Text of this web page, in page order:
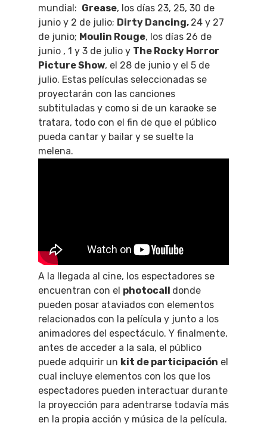
mundial: Grease, los días 23, 25, 30 de
junio y 2 de julio; Dirty Dancing, 24 y 27
de junio; Moulin Rouge, los días 26 de
junio , 1 y 3 de julio y The Rocky Horror
Picture Show, el 28 de junio y el 5 de
julio. Estas películas seleccionadas se
proyectarán con las canciones
subtituladas y como si de un karaoke se
tratara, todo con el fin de que el público
pueda cantar y bailar y se suelte la
melena.
A la llegada al cine, los espectadores se
encuentran con el photocall donde
pueden posar ataviados con elementos
relacionados con la película y junto a los
animadores del espectáculo. Y finalmente,
antes de acceder a la sala, el público
puede adquirir un kit de participación el
cual incluye elementos con los que los
espectadores pueden interactuar durante
la proyección para adentrarse todavía más
en la propia acción y música de la película.